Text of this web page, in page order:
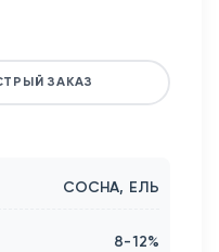
ЗАКАЗ
СОСНА, ЕЛЬ
8-12%